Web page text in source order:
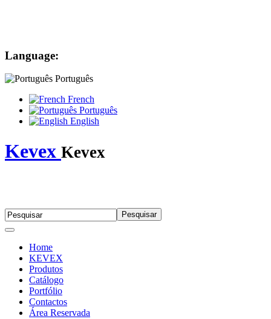
Language:
Português
French
Português
English
Kevex Kevex
Home
KEVEX
Produtos
Catálogo
Portfólio
Contactos
Área Reservada